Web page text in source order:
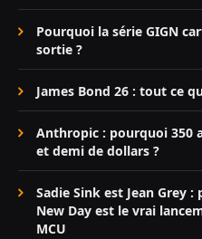
Pourquoi la série GIGN
sortie ?
James Bond 26 : tout ce
Anthropic : pourquoi 350
et demi de dollars ?
Sadie Sink est Jean Grey
New Day est le vrai
MCU